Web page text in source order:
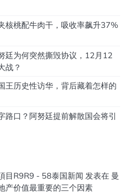
核桃配牛肉干，吸收率飙升37%
廷为何突然撕毁协议，12月12
战？
王历史性访华，背后藏着怎样的
路口？阿努廷提前解散国会将引
目R9R9 - 58泰国新闻 发表在 曼
产价值最重要的三个因素